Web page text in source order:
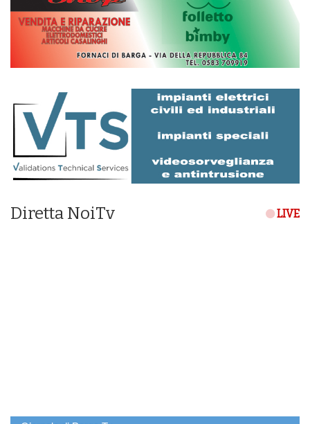
Diretta NoiTv LIVE